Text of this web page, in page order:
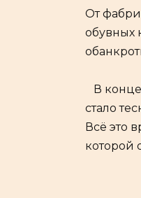
От
обувных
В конце
стало
Всё это
которой